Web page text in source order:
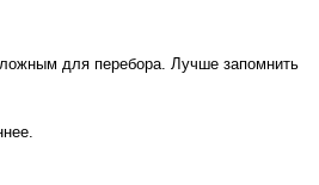
для перебора. Лучше запомнить